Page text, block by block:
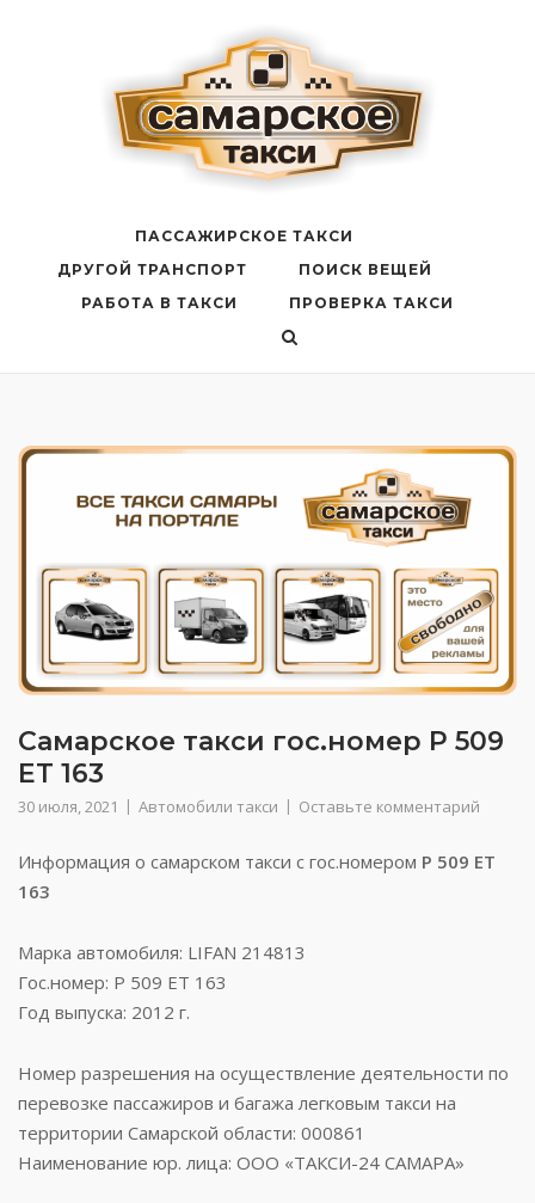
ПАССАЖИРСКОЕ ТАКСИ
ДРУГОЙ ТРАНСПОРТ
ПОИСК ВЕЩЕЙ
РАБОТА В ТАКСИ
ПРОВЕРКА ТАКСИ
Самарское такси гос.номер Р 509
ЕТ 163
30 июля, 2021 Автомобили такси Оставьте комментарий
Информация о самарском такси с гос.номером Р 509 ЕТ
163
Марка автомобиля: LIFAN 214813
Гос.номер: Р 509 ЕТ 163
Год выпуска: 2012 г.
Номер разрешения на осуществление деятельности по
перевозке пассажиров и багажа легковым такси на
территории Самарской области: 000861
Наименование юр. лица: ООО «ТАКСИ-24 САМАРА»